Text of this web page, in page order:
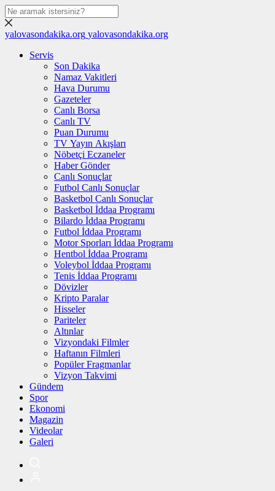
yalovasondakika.org yalovasondakika.org
Servis
Son Dakika
Namaz Vakitleri
Hava Durumu
Gazeteler
Canlı Borsa
Canlı TV
Puan Durumu
TV Yayın Akışları
Nöbetçi Eczaneler
Haber Gönder
Canlı Sonuçlar
Futbol Canlı Sonuçlar
Basketbol Canlı Sonuçlar
Basketbol İddaa Programı
Bilardo İddaa Programı
Futbol İddaa Programı
Motor Sporları İddaa Programı
Hentbol İddaa Programı
Voleybol İddaa Programı
Tenis İddaa Programı
Dövizler
Kripto Paralar
Hisseler
Pariteler
Altınlar
Vizyondaki Filmler
Haftanın Filmleri
Popüler Fragmanlar
Vizyon Takvimi
Gündem
Spor
Ekonomi
Magazin
Videolar
Galeri